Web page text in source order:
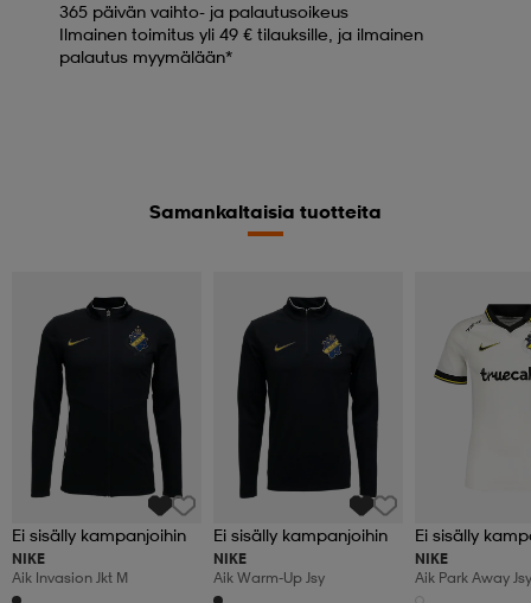
365 päivän vaihto- ja palautusoikeus
Ilmainen toimitus yli 49 € tilauksille, ja ilmainen
palautus myymälään*
Samankaltaisia tuotteita
Ei sisälly kampanjoihin
NIKE
Aik Invasion Jkt M
Ei sisälly kampanjoihin
NIKE
Aik Warm-Up Jsy
Ei sisälly
NIKE
Aik Park Away